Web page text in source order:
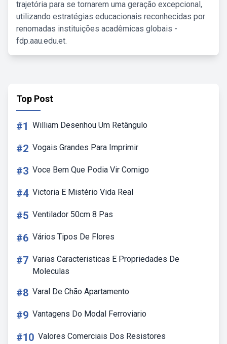
trajetória para se tornarem uma geração excepcional,
utilizando estratégias educacionais reconhecidas por
renomadas instituições acadêmicas globais -
fdp.aau.edu.et.
Top Post
#1 William Desenhou Um Retângulo
#2 Vogais Grandes Para Imprimir
#3 Voce Bem Que Podia Vir Comigo
#4 Victoria E Mistério Vida Real
#5 Ventilador 50cm 8 Pas
#6 Vários Tipos De Flores
#7 Varias Caracteristicas E Propriedades De
Moleculas
#8 Varal De Chão Apartamento
#9 Vantagens Do Modal Ferroviario
#10 Valores Comerciais Dos Resistores